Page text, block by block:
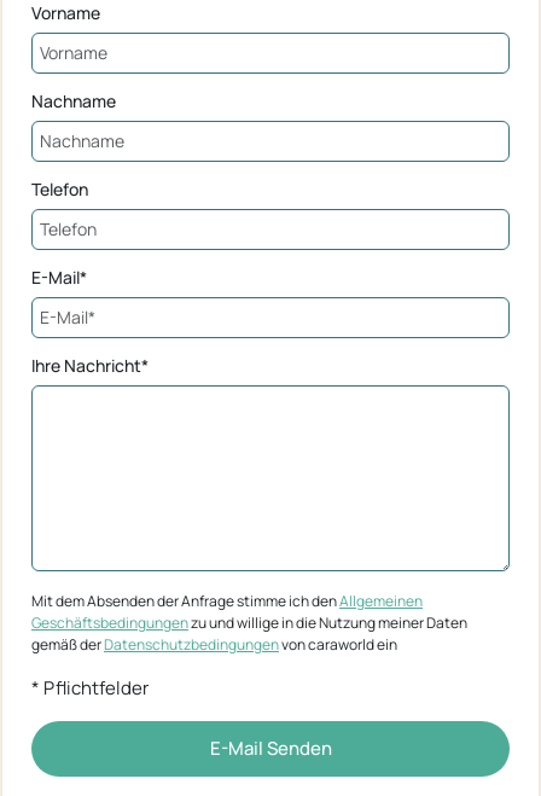
Vorname
Nachname
Telefon
E-Mail*
Ihre Nachricht*
Mit dem Absenden der Anfrage stimme ich denAllgemeinen
Geschäftsbedingungenzu und willige in die Nutzung meiner Daten
gemäß derDatenschutzbedingungenvon caraworld ein
* Pflichtfelder
E-Mail Senden